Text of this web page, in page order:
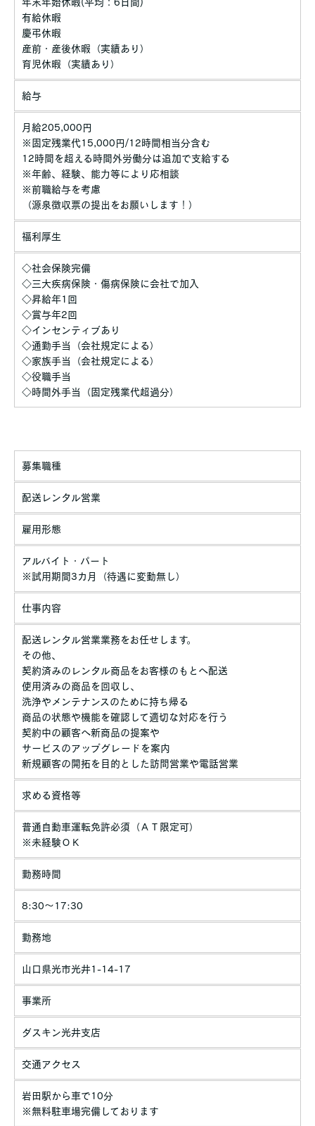
年末年始休暇(平均：6日間)
有給休暇
慶弔休暇
産前・産後休暇（実績あり）
育児休暇（実績あり）
給与
月給205,000円
※固定残業代15,000円/12時間相当分含む
12時間を超える時間外労働分は追加で支給する
※年齢、経験、能力等により応相談
※前職給与を考慮
（源泉徴収票の提出をお願いします！）
福利厚生
◇社会保険完備
◇三大疾病保険・傷病保険に会社で加入
◇昇給年1回
◇賞与年2回
◇インセンティブあり
◇通勤手当（会社規定による）
◇家族手当（会社規定による）
◇役職手当
◇時間外手当（固定残業代超過分）
募集職種
配送レンタル営業
雇用形態
アルバイト・パート
※試用期間3カ月（待遇に変動無し）
仕事内容
配送レンタル営業業務をお任せします。
その他、
契約済みのレンタル商品をお客様のもとへ配送
使用済みの商品を回収し、
洗浄やメンテナンスのために持ち帰る
商品の状態や機能を確認して適切な対応を行う
契約中の顧客へ新商品の提案や
サービスのアップグレードを案内
新規顧客の開拓を目的とした訪問営業や電話営業
求める資格等
普通自動車運転免許必須（ＡＴ限定可）
※未経験ＯＫ
勤務時間
8:30～17:30
勤務地
山口県光市光井1-14-17
事業所
ダスキン光井支店
交通アクセス
岩田駅から車で10分
※無料駐車場完備しております